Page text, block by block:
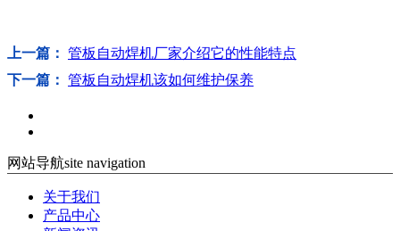
上一篇： 管板自动焊机厂家介绍它的性能特点
下一篇： 管板自动焊机该如何维护保养
网站导航site navigation
关于我们
产品中心